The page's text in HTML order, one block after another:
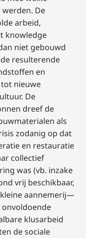
De
arbeid,
knowledge
niet gebouwd
resulterende
en
nieuwe
De
dreef de
als
zodanig op dat
en restauratie
collectief
was (vb. inzake
vrij beschikbaar,
aannemerij—
onvoldoende
klusarbeid
de sociale